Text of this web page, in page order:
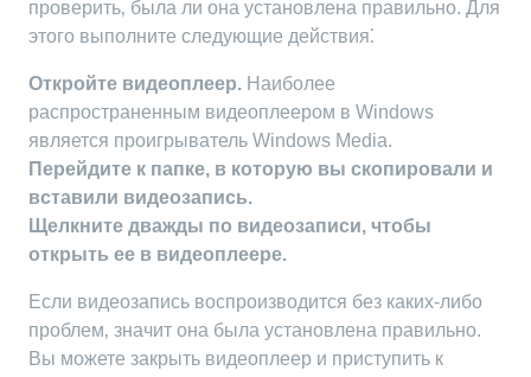
проверить‚ была ли она установлена правильно. Для
этого выполните следующие действия⁚
Откройте видеоплеер. Наиболее
распространенным видеоплеером в Windows
является проигрыватель Windows Media.
Перейдите к папке‚ в которую вы скопировали и
вставили видеозапись.
Щелкните дважды по видеозаписи‚ чтобы
открыть ее в видеоплеере.
Если видеозапись воспроизводится без каких-либо
проблем‚ значит она была установлена правильно.
Вы можете закрыть видеоплеер и приступить к